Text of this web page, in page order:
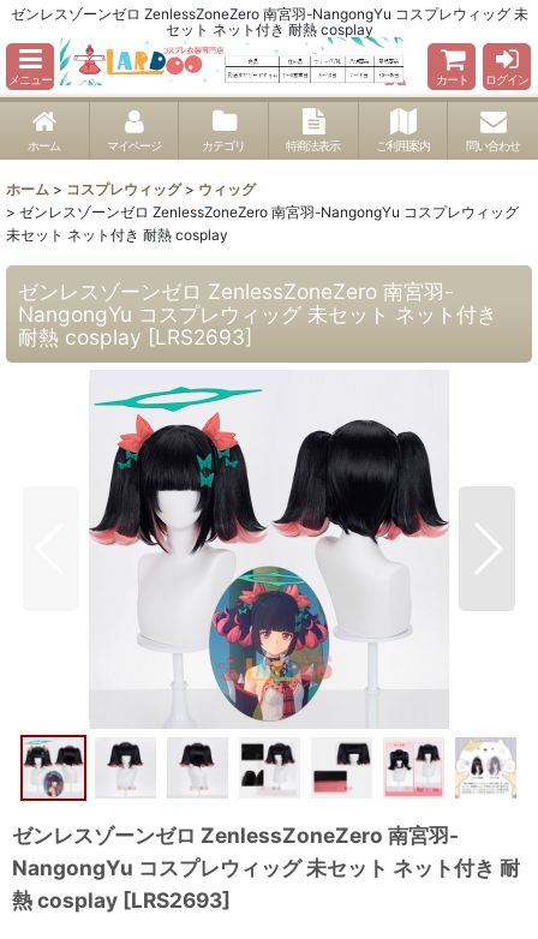
ゼンレスゾーンゼロ ZenlessZoneZero 南宮羽-NangongYu コスプレウィッグ 未
セット ネット付き 耐熱 cosplay
メニュー カート ログイン
ホーム マイページ カテゴリ 特商法表示 ご利用案内 問い合わせ
ホーム > コスプレウィッグ > ウィッグ
> ゼンレスゾーンゼロ ZenlessZoneZero 南宮羽-NangongYu コスプレウィッグ
未セット ネット付き 耐熱 cosplay
ゼンレスゾーンゼロ ZenlessZoneZero 南宮羽-
NangongYu コスプレウィッグ 未セット ネット付き
耐熱 cosplay [LRS2693]
ゼンレスゾーンゼロ ZenlessZoneZero 南宮羽-
NangongYu コスプレウィッグ 未セット ネット付き 耐
熱 cosplay [LRS2693]